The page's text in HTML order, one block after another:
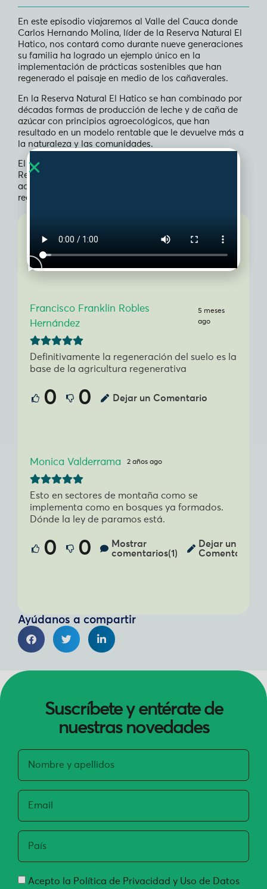
En este episodio viajaremos al Valle del Cauca donde
Carlos Hernando Molina, líder de la Reserva Natural El
Hatico, nos contará como durante nueve generaciones
su familia ha logrado un ejemplo único en la
implementación de prácticas sostenibles que han
regenerado el paisaje en medio de los cañaverales.
En la Reserva Natural El Hatico se han combinado por
décadas formas de producción de leche y de caña de
azúcar con principios agroecológicos, que han
resultado en un modelo rentable que le devuelve más a
la naturaleza y las comunidades.
El exitoso modelo de El Hatico ha hecho que h
Reserva sea un faro de conocimiento para todos
aquellos que buscan transitar a la sostenibilidad y la
regeneración.
2Comentarios
Francisco Franklin Robles
Hernández
5 meses
ago
Definitivamente la regeneración del suelo es la
base de la agricultura regenerativa
0 0 Dejar un Comentario
Monica Valderrama 2 años ago
Esto en sectores de montaña como se
implementa como en bosques ya formados.
Dónde la ley de paramos está.
0 0
Mostrar
comentarios(1)
Dejar un
Comentario
Ayúdanos a compartir
Suscríbete y entérate de
nuestras novedades
Acepto la Política de Privacidad y Uso de Datos